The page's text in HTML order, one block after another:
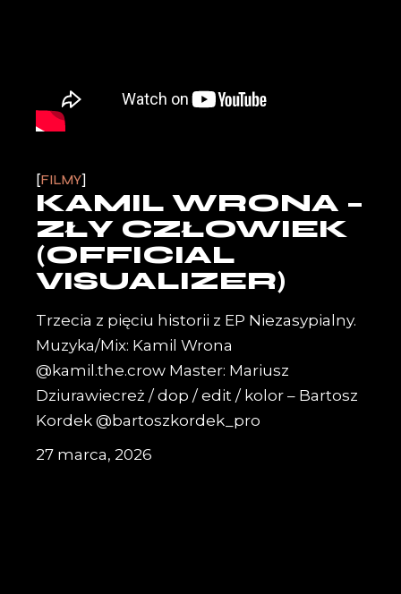
FILMY
KAMIL WRONA –
ZŁY CZŁOWIEK
(OFFICIAL
VISUALIZER)
Trzecia z pięciu historii z EP Niezasypialny.
Muzyka/Mix: Kamil Wrona
@kamil.the.crow Master: Mariusz
Dziurawiecreż / dop / edit / kolor – Bartosz
Kordek @bartoszkordek_pro
27 marca, 2026